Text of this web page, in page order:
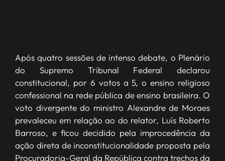
Após quatro sessões de intenso debate, o Plenário
do Supremo Tribunal Federal declarou
constitucional, por 6 votos a 5, o ensino religioso
confessional na rede pública de ensino brasileira. O
voto divergente do ministro Alexandre de Moraes
prevaleceu em relação ao do relator, Luís Roberto
Barroso, e ficou decidido pela improcedência da
ação direta de inconstitucionalidade proposta pela
Procuradoria-Geral da República contra trechos da